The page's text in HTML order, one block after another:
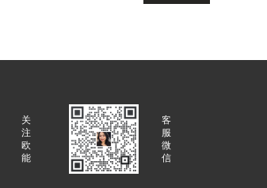
关
注
欧
能
客
服
微
信